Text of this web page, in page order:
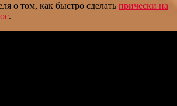
о том, как быстро сделать прически на
.